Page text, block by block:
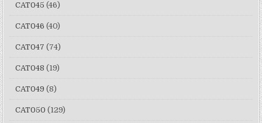
CAT045 (46)
CAT046 (40)
CAT047 (74)
CAT048 (19)
CAT049 (8)
CAT050 (129)